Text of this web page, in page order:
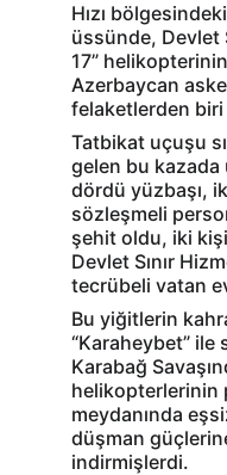
Hızı
üssünde, Devlet
17”
Azerbaycan
felaketlerden biri
Tatbikat uçuşu
gelen bu kazada
dördü yüzbaşı,
sözleşmeli
şehit oldu, iki
Devlet Sınır
tecrübeli vatan
Bu yiğitlerin
“Karaheybet” ile
Karabağ
helikopterlerinin
meydanında
düşman
indirmişlerdi.